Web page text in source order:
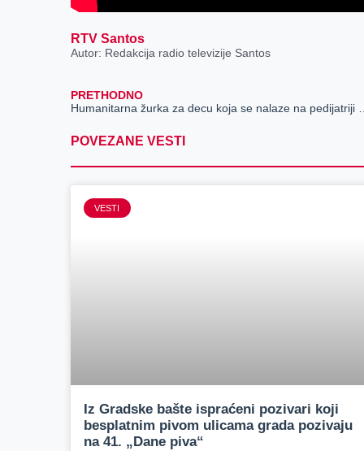
RTV Santos
Autor: Redakcija radio televizije Santos
PRETHODNO
POVEZANE VESTI
VESTI
Iz Gradske bašte ispraćeni pozivari koji
besplatnim pivom ulicama grada pozivaju
na 41. „Dane piva“